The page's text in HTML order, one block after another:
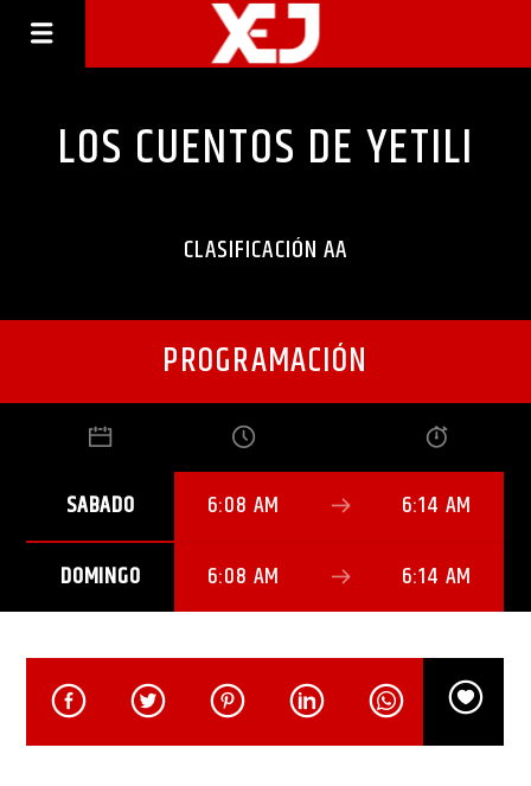
LOS CUENTOS DE YETILI
CLASIFICACIÓN AA
PROGRAMACIÓN
SABADO 6:08 AM 6:14 AM
DOMINGO 6:08 AM 6:14 AM